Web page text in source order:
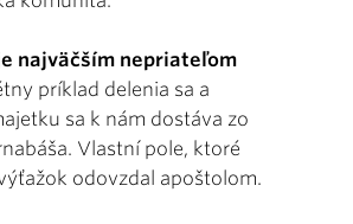
najväčším nepriateľom
príklad delenia sa a
sa k nám dostáva zo
Vlastní pole, ktoré
odovzdal apoštolom.